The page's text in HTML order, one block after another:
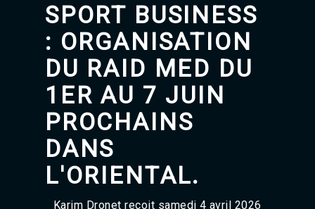
El Jadida 97.3
Settat 104,6
Chefchaouen 106.4
Essaouira 96.6
Safi 92.3
Taza 103.0
Taounate 95.6
Tiznit 103.1
SkhourRhamna 92.2
Guelmim 91.9
Tan-Tan 95.2
SPORT BUSINESS
: ORGANISATION
DU RAID MED DU
1ER AU 7 JUIN
PROCHAINS
DANS
L'ORIENTAL.
Karim Dronet reçoit samedi 4 avril 2026